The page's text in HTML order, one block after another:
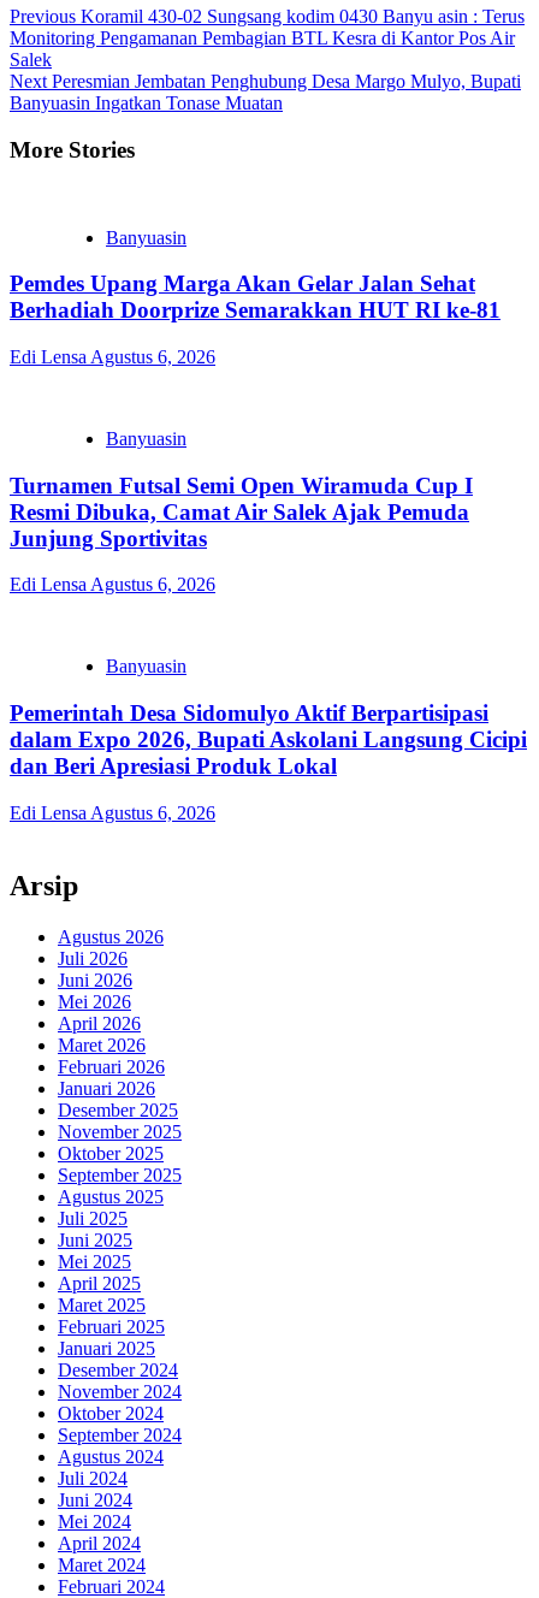
Previous Koramil 430-02 Sungsang kodim 0430 Banyu asin : Terus
Monitoring Pengamanan Pembagian BTL Kesra di Kantor Pos Air
Salek
Next Peresmian Jembatan Penghubung Desa Margo Mulyo, Bupati
Banyuasin Ingatkan Tonase Muatan
More Stories
Banyuasin
Pemdes Upang Marga Akan Gelar Jalan Sehat
Berhadiah Doorprize Semarakkan HUT RI ke-81
Edi Lensa Agustus 6, 2026
Banyuasin
Turnamen Futsal Semi Open Wiramuda Cup I
Resmi Dibuka, Camat Air Salek Ajak Pemuda
Junjung Sportivitas
Edi Lensa Agustus 6, 2026
Banyuasin
Pemerintah Desa Sidomulyo Aktif Berpartisipasi
dalam Expo 2026, Bupati Askolani Langsung Cicipi
dan Beri Apresiasi Produk Lokal
Edi Lensa Agustus 6, 2026
Arsip
Agustus 2026
Juli 2026
Juni 2026
Mei 2026
April 2026
Maret 2026
Februari 2026
Januari 2026
Desember 2025
November 2025
Oktober 2025
September 2025
Agustus 2025
Juli 2025
Juni 2025
Mei 2025
April 2025
Maret 2025
Februari 2025
Januari 2025
Desember 2024
November 2024
Oktober 2024
September 2024
Agustus 2024
Juli 2024
Juni 2024
Mei 2024
April 2024
Maret 2024
Februari 2024